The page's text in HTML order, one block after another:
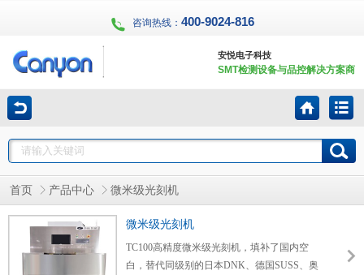
咨询热线： 400-9024-816
安悦电子科技
SMT检测设备与品控解决方案商
首页 产品中心 微米级光刻机
微米级光刻机
TC100高精度微米级光刻机，填补了国内空
白，替代同级别的日本DNK、德国SUSS、奥